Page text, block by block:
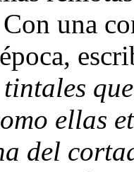
una
ellas
del